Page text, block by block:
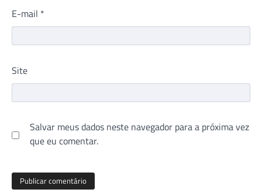
E-mail *
Site
Salvar meus dados neste navegador para a próxima vez
que eu comentar.